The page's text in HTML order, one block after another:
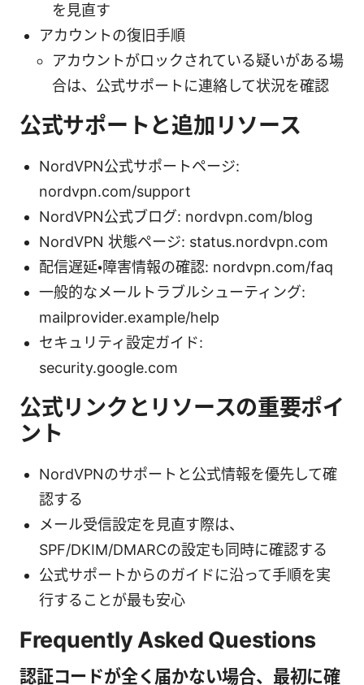
を見直す
アカウントの復旧手順
アカウントがロックされている疑いがある場
合は、公式サポートに連絡して状況を確認
公式サポートと追加リソース
NordVPN公式サポートページ:
nordvpn.com/support
NordVPN公式ブログ: nordvpn.com/blog
NordVPN 状態ページ: status.nordvpn.com
配信遅延・障害情報の確認: nordvpn.com/faq
一般的なメールトラブルシューティング:
mailprovider.example/help
セキュリティ設定ガイド:
security.google.com
公式リンクとリソースの重要ポイ
ント
NordVPNのサポートと公式情報を優先して確
認する
メール受信設定を見直す際は、
SPF/DKIM/DMARCの設定も同時に確認する
公式サポートからのガイドに沿って手順を実
行することが最も安心
Frequently Asked Questions
認証コードが全く届かない場合、最初に確